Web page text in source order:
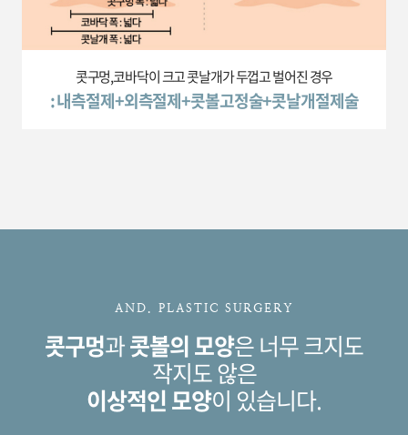
콧구멍,코바닥이 크고 콧날개가 두껍고 벌어진 경우
: 내측절제+외측절제+콧볼고정술+콧날개절제술
AND. PLASTIC SURGERY
콧구멍과콧볼의 모양은 너무 크지도
작지도 않은
이상적인 모양이 있습니다.